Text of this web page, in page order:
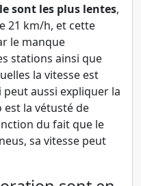
sont les plus lentes,
21 km/h, et cette
le manque
stations ainsi que
la vitesse est
aussi expliquer la
est la vétusté de
du fait que le
sa vitesse peut